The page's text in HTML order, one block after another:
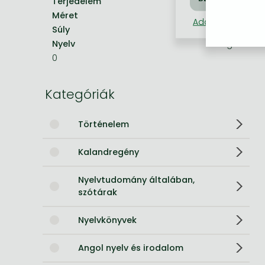
Bleach manga
One-Punch Man manga
Méret
Súly
Nyelv
0
Kategóriák
Történelem
Kalandregény
Nyelvtudomány általában,
szótárak
Nyelvkönyvek
Angol nyelv és irodalom
Adatkezelési